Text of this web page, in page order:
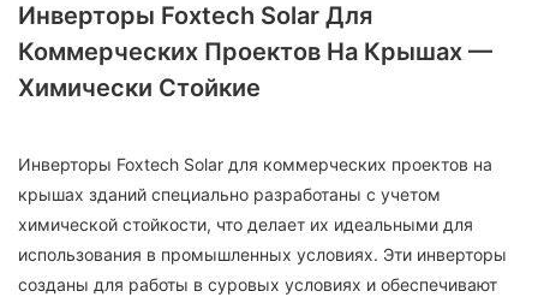
Инверторы Foxtech Solar Для
Коммерческих Проектов На Крышах —
Химически Стойкие
Инверторы Foxtech Solar для коммерческих проектов на
крышах зданий специально разработаны с учетом
химической стойкости, что делает их идеальными для
использования в промышленных условиях. Эти инверторы
созданы для работы в суровых условиях и обеспечивают